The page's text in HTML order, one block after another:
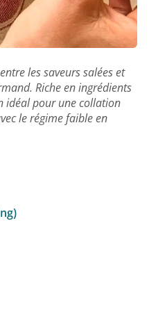
les saveurs salées et
Riche en ingrédients
idéal pour une collation
le régime faible en